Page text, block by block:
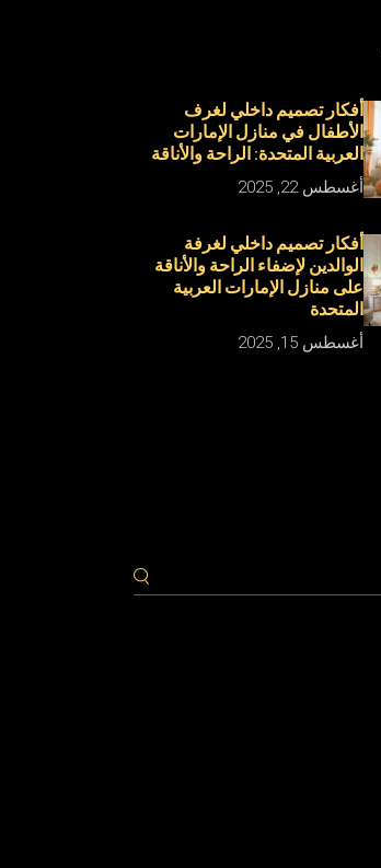
أفكار تصميم داخلي لغرف
الأطفال في منازل الإمارات
العربية المتحدة: الراحة والأناقة
أغسطس 22, 2025
أفكار تصميم داخلي لغرفة
الوالدين لإضفاء الراحة والأناقة
على منازل الإمارات العربية
المتحدة
أغسطس 15, 2025